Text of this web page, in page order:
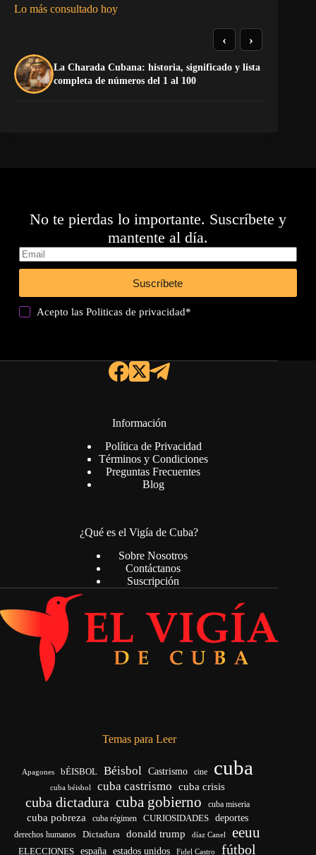
Lo más consultado hoy
La Charada Cubana: historia, significado y lista
completa de números del 1 al 100
‹ ›
No te pierdas lo importante. Suscríbete y
mantente al día.
Suscríbete
Acepto lasPoliticas de privacidad*
Información
Política de Privacidad
Términos y Condiciones
Preguntas Frecuentes
Blog
¿Qué es el Vigía de Cuba?
Sobre Nosotros
Contáctanos
Suscripción
Temas para Leer
Apagones bÉISBOL Béisbol Castrismo cine cuba
cuba béisbol cuba castrismo cuba crisis
cuba dictadura cuba gobierno cuba miseria
cuba pobreza cuba régimen CURIOSIDADES deportes
derechos humanos Dictadura donald trump díaz Canel eeuu
ELECCIONES españa estados unidos Fidel Castro fútbol